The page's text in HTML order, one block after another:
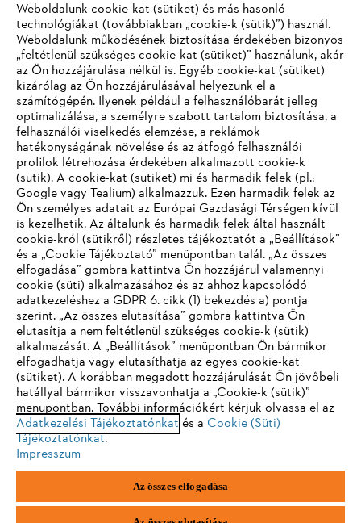
#STIHL
Vállalat
STIHL GYIK
Szerviz
Adatvédelem Impresszum Cookie tájékoztató
Jogi információk
Andreas Stihl Kereskedelmi Kft.
Székhely: H-2051 Biatorbágy-Budapark
IHR BROWSER WIRD NICHT
UNTERSTÜTZT
Sie nutzen einen Browser, den wir noch nicht unterstützen. Für
eine optimale Nutzung unserer Seite empfehlen wir Ihnen, zu
einem der folgenden Browser zu wechseln:
Firefox Chrome
Weboldalunk cookie-kat (sütiket) és más hasonló
technológiákat (továbbiakban „cookie-k (sütik)”) használ.
Weboldalunk működésének biztosítása érdekében bizonyos
„feltétlenül szükséges cookie-kat (sütiket)” használunk, akár
az Ön hozzájárulása nélkül is. Egyéb cookie-kat (sütiket)
kizárólag az Ön hozzájárulásával helyezünk el a
számítógépén. Ilyenek például a felhasználóbarát jelleg
optimalizálása, a személyre szabott tartalom biztosítása, a
felhasználói viselkedés elemzése, a reklámok
hatékonyságának növelése és az átfogó felhasználói
profilok létrehozása érdekében alkalmazott cookie-k
(sütik). A cookie-kat (sütiket) mi és harmadik felek (pl.:
Google vagy Tealium) alkalmazzuk. Ezen harmadik felek az
Ön személyes adatait az Európai Gazdasági Térségen kívül
is kezelhetik. Az általunk és harmadik felek által használt
cookie-król (sütikről) részletes tájékoztatót a „Beállítások”
és a „Cookie Tájékoztató” menüpontban talál. „Az összes
elfogadása” gombra kattintva Ön hozzájárul valamennyi
cookie (süti) alkalmazásához és az ahhoz kapcsolódó
adatkezeléshez a GDPR 6. cikk (1) bekezdés a) pontja
szerint. „Az összes elutasítása” gombra kattintva Ön
elutasítja a nem feltétlenül szükséges cookie-k (sütik)
alkalmazását. A „Beállítások” menüpontban Ön bármikor
elfogadhatja vagy elutasíthatja az egyes cookie-kat
(sütiket). A korábban megadott hozzájárulását Ön jövőbeli
hatállyal bármikor visszavonhatja a „Cookie-k (sütik)”
menüpontban. További információkért kérjük olvassa el az
Adatkezelési Tájékoztatónkat és a Cookie (Süti)
Tájékoztatónkat.
Impresszum
Az összes elfogadása